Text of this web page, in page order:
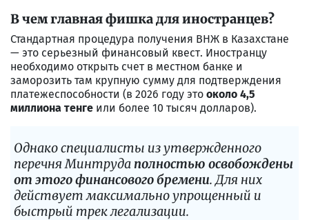
В чем главная фишка для иностранцев?
Стандартная процедура получения ВНЖ в Казахстане
— это серьезный финансовый квест. Иностранцу
необходимо открыть счет в местном банке и
заморозить там крупную сумму для подтверждения
платежеспособности (в 2026 году это около 4,5
миллиона тенге или более 10 тысяч долларов).
Однако специалисты из утвержденного
перечня Минтруда полностью освобождены
от этого финансового бремени. Для них
действует максимально упрощенный и
быстрый трек легализации.